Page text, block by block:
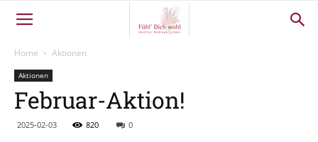
Home Aktionen
Aktionen
Februar-Aktion!
2025-02-03 820 0